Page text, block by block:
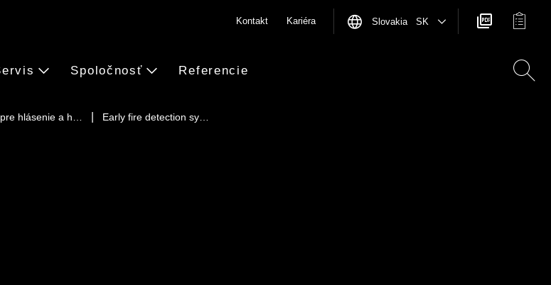
hlásenie a h… Early fire detection sy…
Spoločnosť Referencie
Kontakt Kariéra Slovakia SK